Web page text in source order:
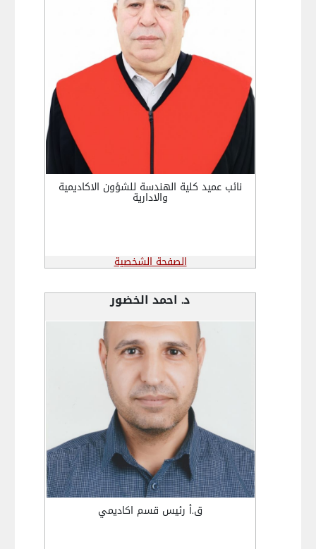
نائب عميد كلية الهندسة للشؤون الاكاديمية
والادارية
الصفحة الشخصية
د. احمد الخضور
ق.أ رئيس قسم اكاديمي